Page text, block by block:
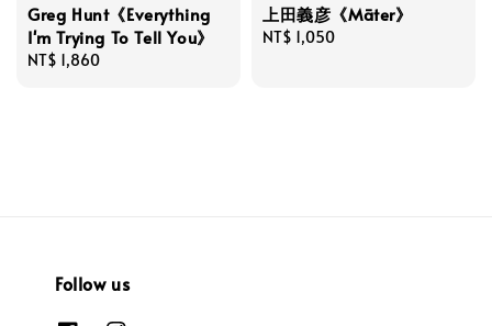
Greg Hunt《Everything
I'm Trying To Tell You》
Regular
NT$ 1,860
上田義彦《Māter》
Regular
NT$ 1,050
Follow us